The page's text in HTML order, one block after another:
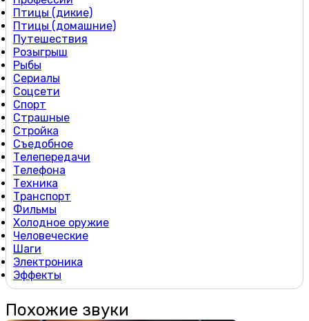
Птицы (дикие)
Птицы (домашние)
Путешествия
Розыгрыш
Рыбы
Сериалы
Соцсети
Спорт
Страшные
Стройка
Съедобное
Телепередачи
Телефона
Техника
Транспорт
Фильмы
Холодное оружие
Человеческие
Шаги
Электроника
Эффекты
Похожие звуки